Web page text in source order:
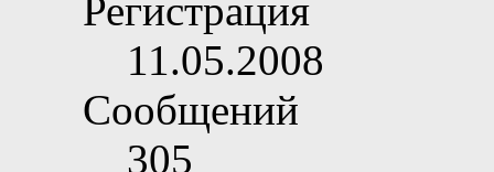
Регистрация
11.05.2008
Сообщений
305